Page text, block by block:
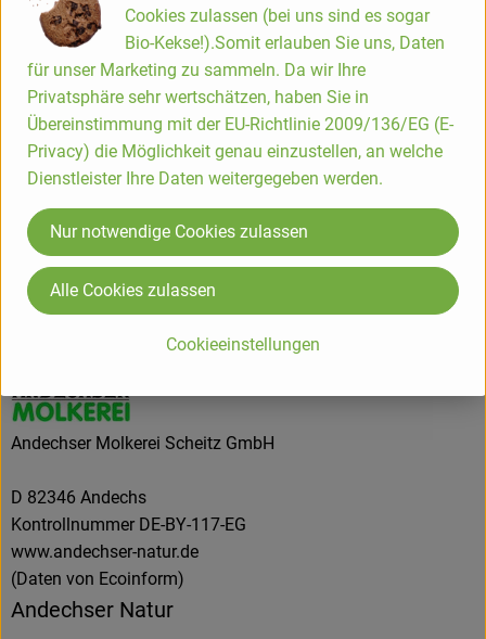
Nährwert-Info
Produktdatenblatt
Herkunft
Hersteller: Andechser Natur
Andechser Molkerei Scheitz GmbH
D 82346 Andechs
Kontrollnummer DE-BY-117-EG
www.andechser-natur.de
(Daten von Ecoinform)
Andechser Natur
Cookies zulassen (bei uns sind es sogar
Bio-Kekse!).Somit erlauben Sie uns, Daten
für unser Marketing zu sammeln. Da wir Ihre
Privatsphäre sehr wertschätzen, haben Sie in
Übereinstimmung mit der EU-Richtlinie 2009/136/EG (E-
Privacy) die Möglichkeit genau einzustellen, an welche
Dienstleister Ihre Daten weitergegeben werden.
Cookieeinstellungen
Nur notwendige Cookies zulassen
Alle Cookies zulassen